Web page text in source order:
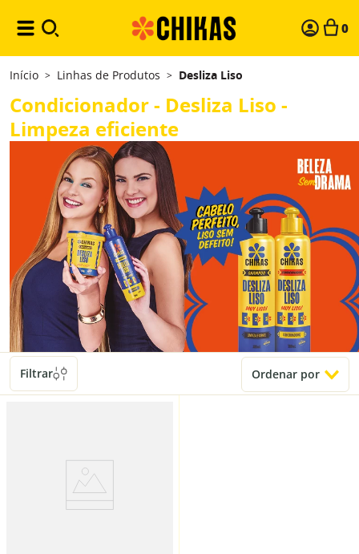
0
Início > Linhas de Produtos > Desliza Liso
Condicionador - Desliza Liso -
Limpeza eficiente
Filtrar Ordenar por